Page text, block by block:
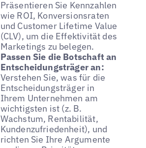
Präsentieren Sie Kennzahlen
wie ROI, Konversionsraten
und Customer Lifetime Value
(CLV), um die Effektivität des
Marketings zu belegen.
Passen Sie die Botschaft an
Entscheidungsträger an:
Verstehen Sie, was für die
Entscheidungsträger in
Ihrem Unternehmen am
wichtigsten ist (z. B.
Wachstum, Rentabilität,
Kundenzufriedenheit), und
richten Sie Ihre Argumente